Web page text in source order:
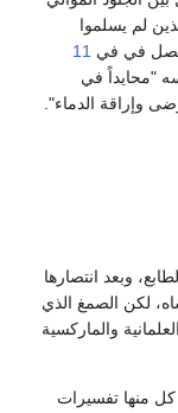
لم يسلموا
حصل في في 11
"محايداً في
وإراقة الدماء".
وبعد انتصارها
لكن الصمغ الذي
والماركسية
منها تفسيرات